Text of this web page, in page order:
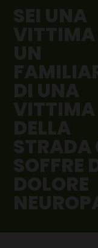
SEI UNA
VITTIMA
UN
DI UNA
VITTIMA
DELLA
STRADA
SOFFRE
DOLORE